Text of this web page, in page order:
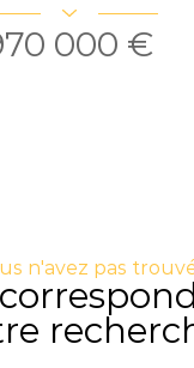
000 €
n'avez pas